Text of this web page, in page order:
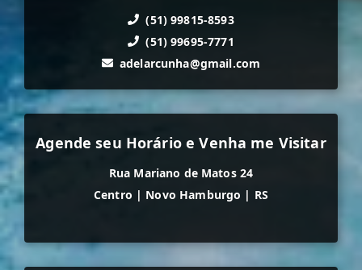
(51) 99815-8593
(51) 99695-7771
adelarcunha@gmail.com
Agende seu Horário e Venha me Visitar
Rua Mariano de Matos 24
Centro | Novo Hamburgo | RS